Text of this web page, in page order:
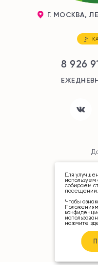
Для
собираем
посещений.
Чтобы
нажмите
Г. МОСКВА,
8 926
©